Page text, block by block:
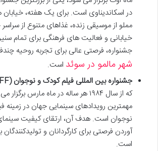
در اسکاندیناوی است. برای یک هفته، خیابان
مملو از موسیقی زنده، غذاهای متنوع از سراسر
خیابانی و فعالیت های فرهنگی برای تمام
جشنواره، فرصتی عالی برای تجربه روحیه
شهر مالمو در سوئد است.
جشنواره بین المللی فیلم کودک و نوجوان (BUFF):
که از سال ۱۹۸۴ هر ساله در ماه مارس
مهمترین رویدادهای سینمایی جهان در زمینه
نوجوان است. هدف آن، ارتقای کیفیت
آوردن فرصتی برای کارگردانان و
است.